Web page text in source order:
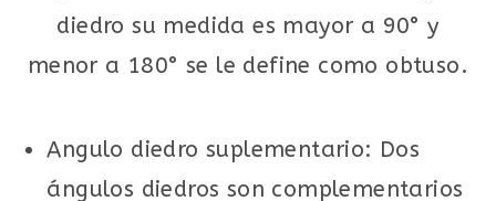
diedro su medida es mayor a 90° y
menor a 180° se le define como obtuso.
Angulo diedro suplementario: Dos
ángulos diedros son complementarios